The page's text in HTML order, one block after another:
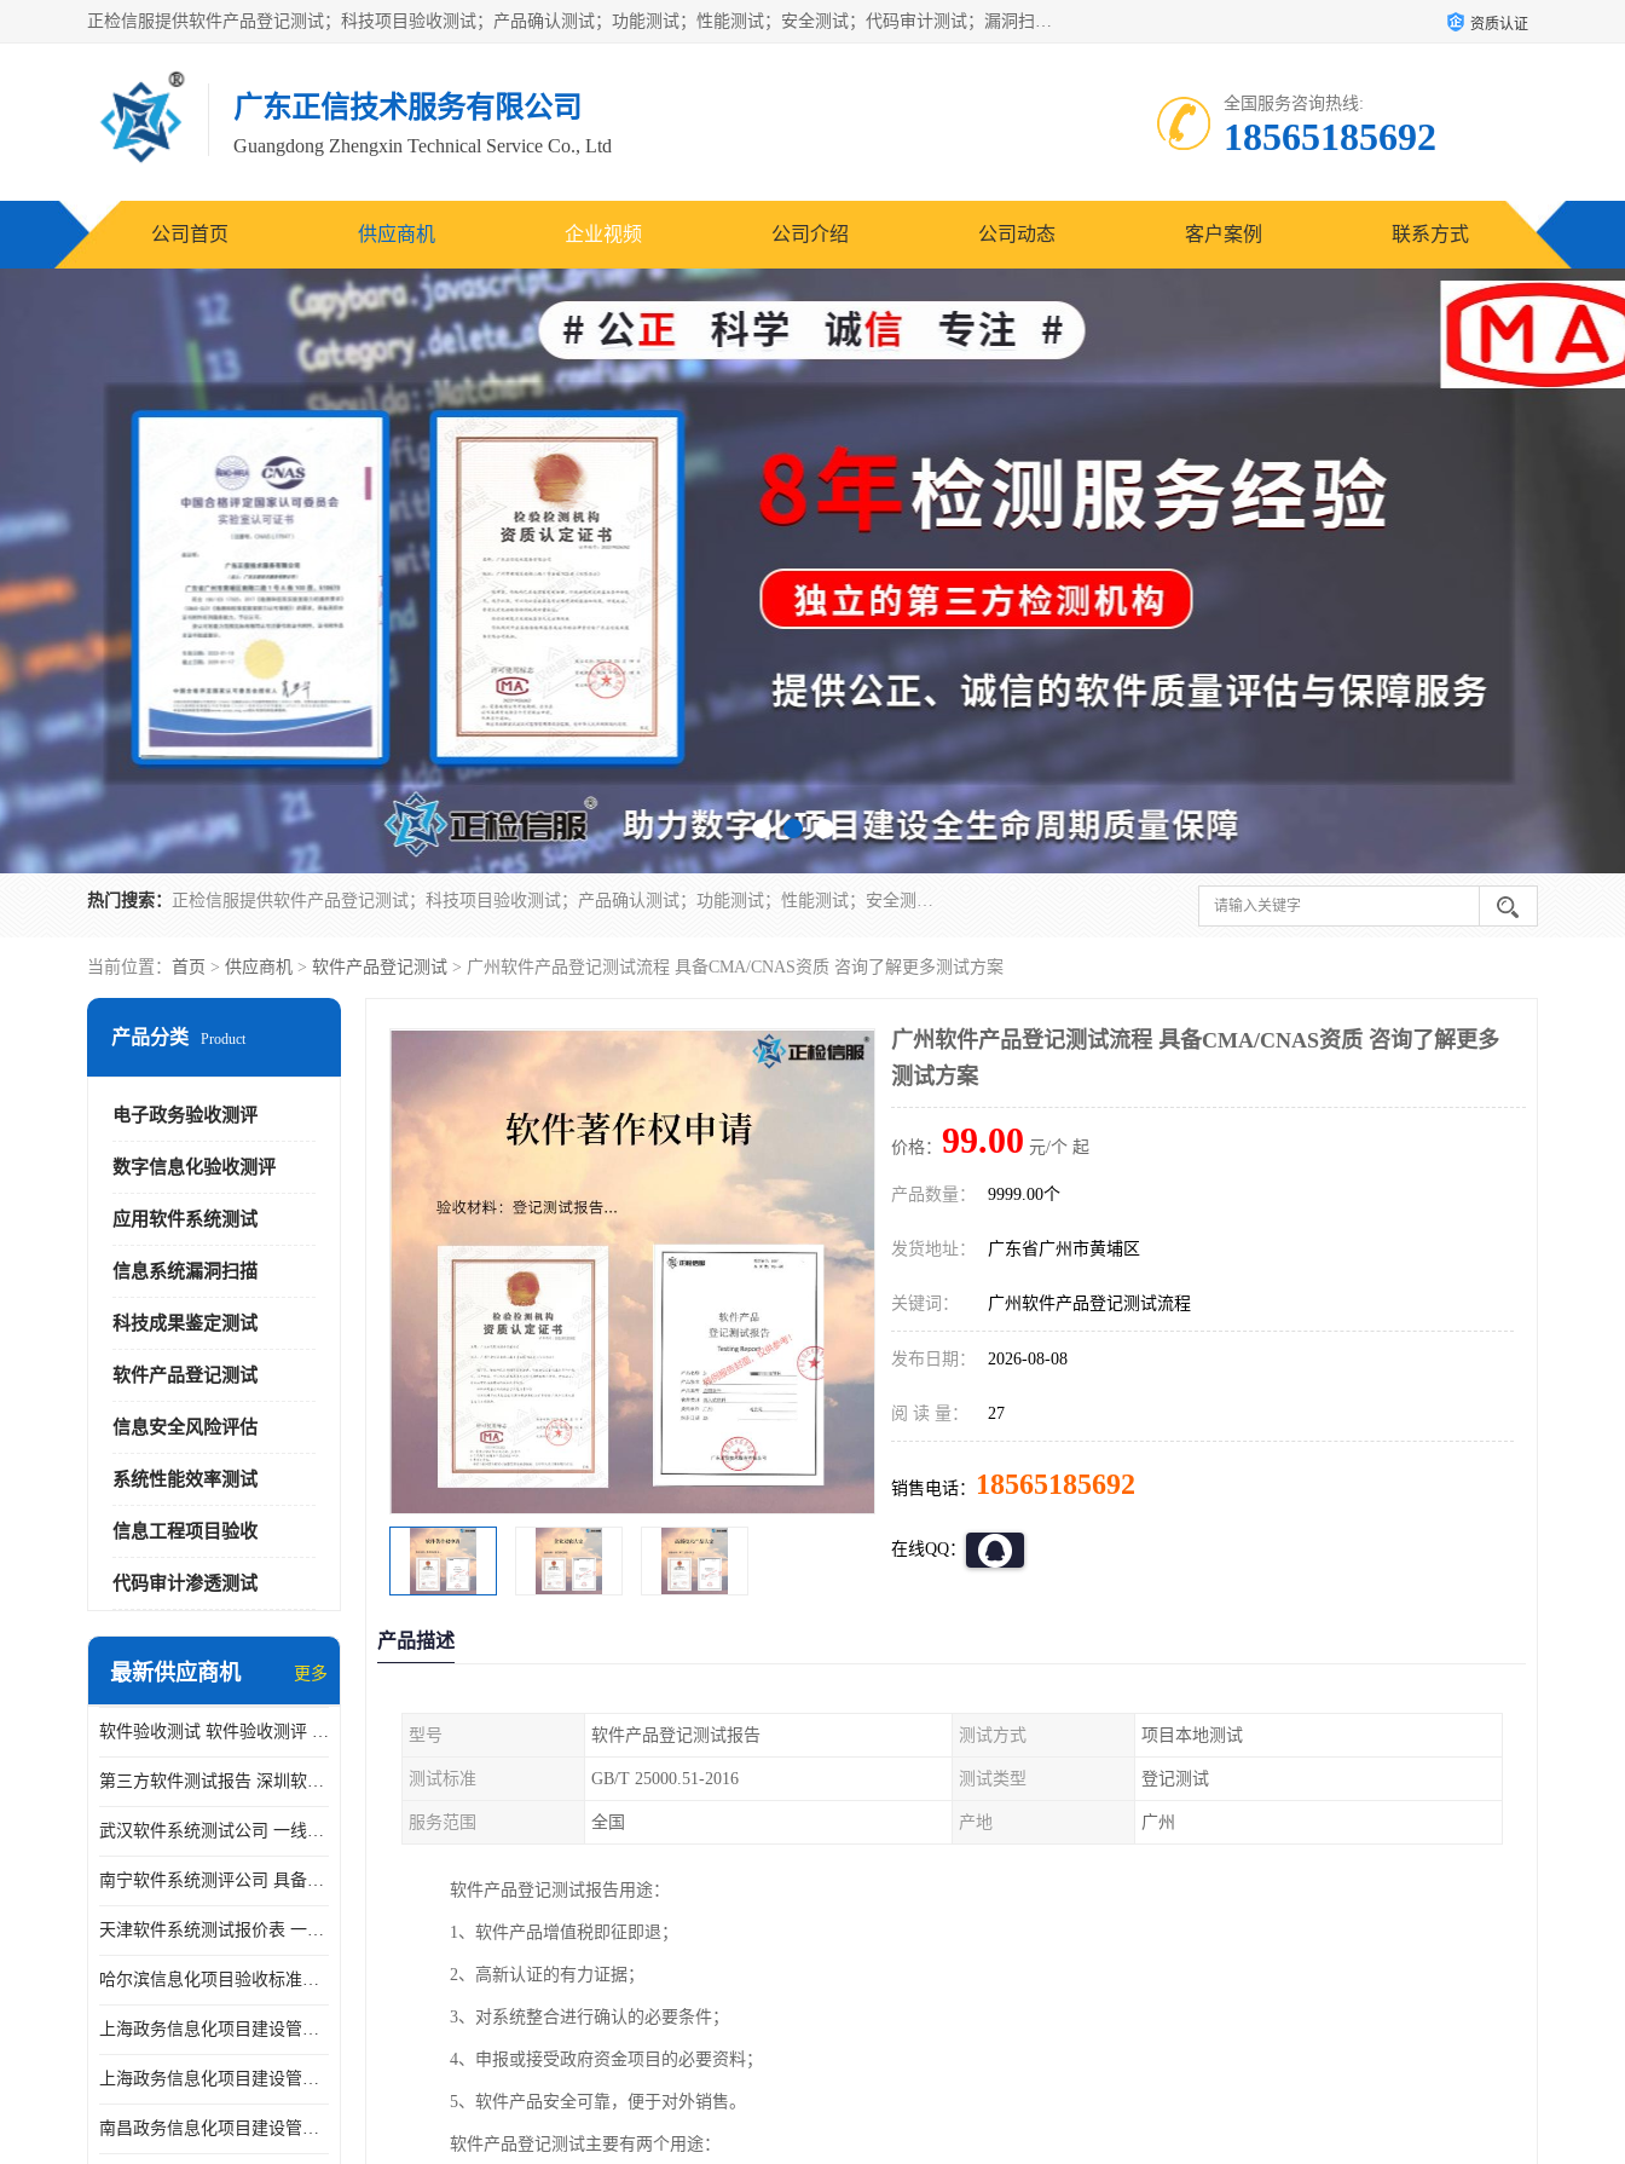
正检信服提供软件产品登记测试；科技项目验收测试；产品确认测试；功能测试；性能测试；安全测试；代码审计测试；漏洞扫描测试；渗透测试；风险评估测试；信息安全等级保护测评；双软认定；实验室建设质量体系建设；软件着作权、软件评测等服务。 资质认证
广东正信技术服务有限公司
Guangdong Zhengxin Technical Service Co., Ltd
全国服务咨询热线:
18565185692
公司首页 供应商机 企业视频 公司介绍 公司动态 客户案例 联系方式
热门搜索： 正检信服提供软件产品登记测试；科技项目验收测试；产品确认测试；功能测试；性能测试；安全测试；代码审计测试；漏洞扫描测试；渗透测试；风险评估测试；信息安全等级保护测评；双软认定；实验室建设质量体系建设；软件着作权、软件评测等服务。
当前位置： 首页 > 供应商机 > 软件产品登记测试 > 广州软件产品登记测试流程 具备CMA/CNAS资质 咨询了解更多测试方案
产品分类 Product
电子政务验收测评
数字信息化验收测评
应用软件系统测试
信息系统漏洞扫描
科技成果鉴定测试
软件产品登记测试
信息安全风险评估
系统性能效率测试
信息工程项目验收
代码审计渗透测试
最新供应商机 更多
软件验收测试 软件验收测评 软件确认测试标准及测试方法
第三方软件测试报告 深圳软件测评报告 安全验收测试报告
武汉软件系统测试公司 一线实验室 测试大概是需要多久时间呢
南宁软件系统测评公司 具备CMA/CNAS资质 出具正规测试报告
天津软件系统测试报价表 一线实验室 了解更多的测试信息
哈尔滨信息化项目验收标准单位
上海政务信息化项目建设管理办法价格
上海政务信息化项目建设管理办法机构
南昌政务信息化项目建设管理办法实验室
广州软件产品登记测试流程 具备CMA/CNAS资质 咨询了解更多
测试方案
价格： 99.00 元/个 起
产品数量： 9999.00个
发货地址： 广东省广州市黄埔区
关键词： 广州软件产品登记测试流程
发布日期： 2026-08-08
阅 读 量： 27
销售电话： 18565185692
在线QQ：
产品描述
型号 软件产品登记测试报告 测试方式 项目本地测试
测试标准 GB/T 25000.51-2016 测试类型 登记测试
服务范围 全国 产地 广州
软件产品登记测试报告用途：
1、软件产品增值税即征即退；
2、高新认证的有力证据；
3、对系统整合进行确认的必要条件；
4、申报或接受政府资金项目的必要资料；
5、软件产品安全可靠，便于对外销售。
软件产品登记测试主要有两个用途：